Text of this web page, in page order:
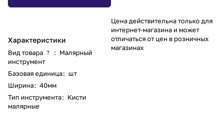
Характеристики
Вид товара ? : Малярный
инструмент
Базовая единица: шт
Ширина: 40мм
Тип инструмента: Кисти
малярные
Цена действительна только для
интернет-магазина и может
отличаться от цен в розничных
магазинах